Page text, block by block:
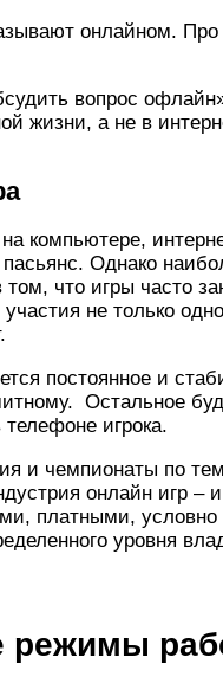
онлайном. Про
вопрос
жизни, а не в
компьютере,
Однако
что игры часто
не только
постоянное и
Остальное
игрока.
и чемпионаты по
онлайн игр –
платными,
уровня
режимы